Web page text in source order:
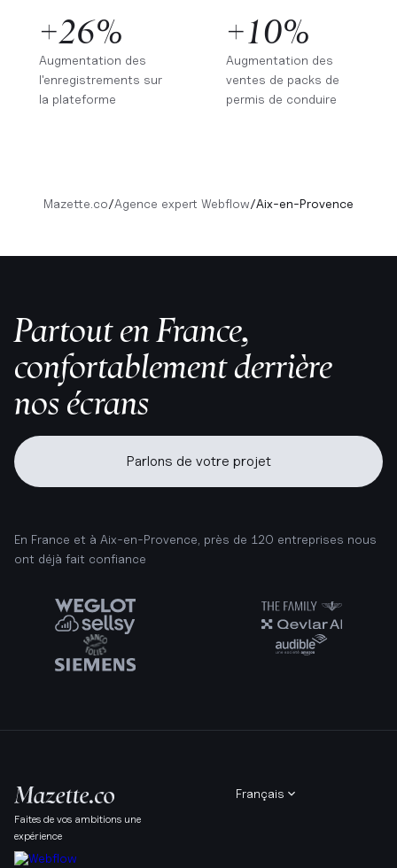
+26%
Augmentation des
l'enregistrements sur
la plateforme
+10%
Augmentation des
ventes de packs de
permis de conduire
Mazette.co/Agence expert Webflow/Aix-en-Provence
Partout en France,
confortablement derrière
nos écrans
Parlons de votre projet
En France et à Aix-en-Provence, près de 120 entreprises nous
ont déjà fait confiance
Faites de vos ambitions une
expérience
Français